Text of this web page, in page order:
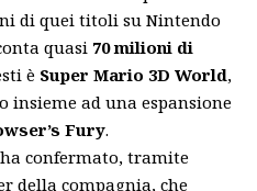
di quei titoli su Nintendo
quasi 70 milioni di
è Super Mario 3D World,
insieme ad una espansione
Fury.
confermato, tramite
della compagnia, che